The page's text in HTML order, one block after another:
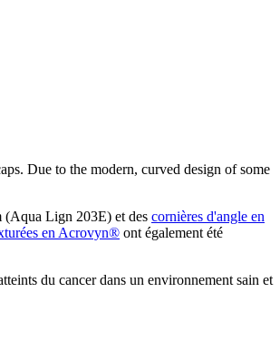
Due to the modern, curved design of some
(Aqua Lign 203E) et des cornières d'angle en
en Acrovyn® ont également été
du cancer dans un environnement sain et